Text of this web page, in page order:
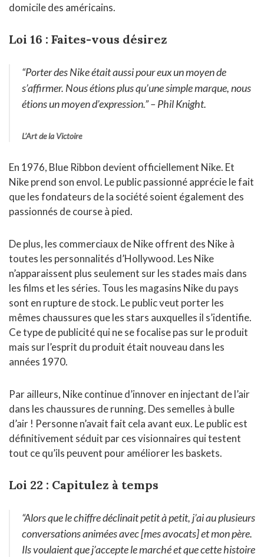
domicile des américains.
Loi 16 : Faites-vous désirez
“Porter des Nike était aussi pour eux un moyen de
s’affirmer. Nous étions plus qu’une simple marque, nous
étions un moyen d’expression.”– Phil Knight.
L’Art de la Victoire
En 1976, Blue Ribbon devient officiellement Nike. Et
Nike prend son envol. Le public passionné apprécie le fait
que les fondateurs de la société soient également des
passionnés de course à pied.
De plus, les commerciaux de Nike offrent des Nike à
toutes les personnalités d’Hollywood. Les Nike
n’apparaissent plus seulement sur les stades mais dans
les films et les séries. Tous les magasins Nike du pays
sont en rupture de stock. Le public veut porter les
mêmes chaussures que les stars auxquelles il s’identifie.
Ce type de publicité qui ne se focalise pas sur le produit
mais sur l’esprit du produit était nouveau dans les
années 1970.
Par ailleurs, Nike continue d’innover en injectant de l’air
dans les chaussures de running. Des semelles à bulle
d’air ! Personne n’avait fait cela avant eux. Le public est
définitivement séduit par ces visionnaires qui testent
tout ce qu’ils peuvent pour améliorer les baskets.
Loi 22 : Capitulez à temps
“Alors que le chiffre déclinait petit à petit, j’ai au plusieurs
conversations animées avec [mes avocats] et mon père.
Ils voulaient que j’accepte le marché et que cette histoire